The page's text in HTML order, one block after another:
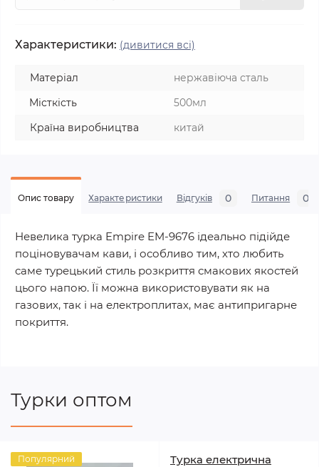
Характеристики: (дивитися всі)
Матеріал
нержавіюча сталь
Місткість
500мл
Країна виробництва
китай
Опис товару Характеристики Відгуків 0 Питання 0
Невелика турка Empire EM-9676 ідеально підійде
поціновувачам кави, і особливо тим, хто любить
саме турецький стиль розкриття смакових якостей
цього напою. Її можна використовувати як на
газових, так і на електроплитах, має антипригарне
покриття.
Турки оптом
Популярний
Турка електрична